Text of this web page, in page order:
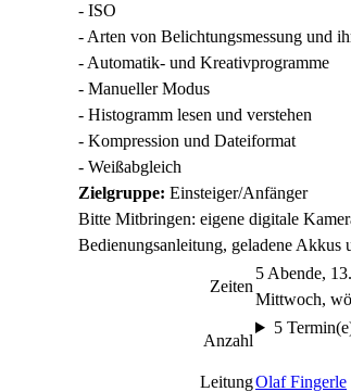
- ISO
- Arten von Belichtungsmessung und
- Automatik- und Kreativprogramme
- Manueller Modus
- Histogramm lesen und verstehen
- Kompression und Dateiformat
- Weißabgleich
Zielgruppe: Einsteiger/Anfänger
Bitte Mitbringen: eigene digitale
Bedienungsanleitung, geladene Akkus
Zeiten
5 Abende,
Mittwoch,
Anzahl
5
LeitungOlaf Fingerle